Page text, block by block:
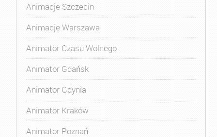
Animacje Szczecin
Animacje Warszawa
Animator Czasu Wolnego
Animator Gdańsk
Animator Gdynia
Animator Kraków
Animator Poznań